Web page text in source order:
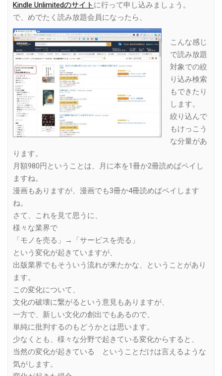
Kindle Unlimitedのサイト に行って申し込みましょう。
で、めでたく読み放題会員になったら、
こんな感じ
で読み放題
対象での絞
り込み検索
もできたり
します。
絞り込んで
もけっこう
な分量があ
ります。
月額980円ということは、月に本を1冊か2冊読めばペイし
ますね。
漫画もありますが、漫画でも3冊か4冊読めばペイします
ね。
さて、これを見て思うに、
様々な業界で
「モノを売る」→「サービスを売る」
という変化が起きていますが、
出版業界でもそういう流れが来たかな、ということがあり
ます。
この変化について、
文化の破壊に繋がるという意見もありますが、
一方で、新しい文化の創出でもあるので、
単純に批判するのもどうかとは思います。
少なくとも、様々な分野で起きている変化からすると、
当然の変化が起きている ということだけは言えるような
気がします。